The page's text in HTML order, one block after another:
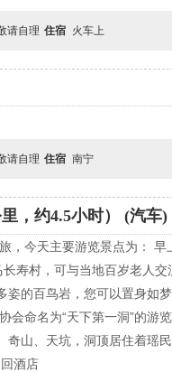
请自理 住宿 火车上
请自理 住宿 南宁
，约4.5小时） (汽车)
，今天主要游览景点为：
寿村，可与当地百岁老人
姿的百鸟岩，您可以置身如
会命名为“天下第一洞”的
奇山、天坑，洞顶居住着瑶
酒店